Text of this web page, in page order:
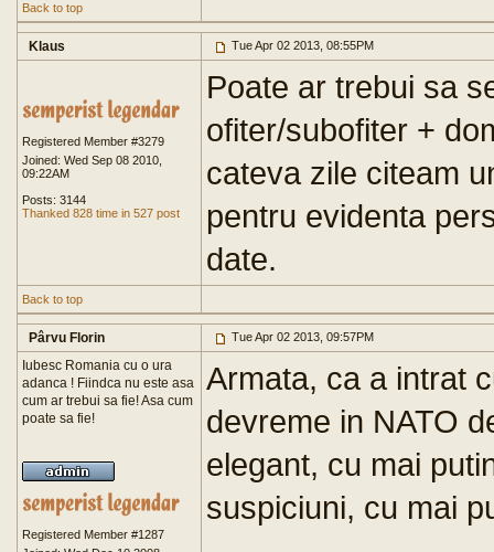
Back to top
Klaus Tue Apr 02 2013, 08:55PM
Registered Member #3279
Joined: Wed Sep 08 2010,
09:22AM
Posts: 3144
Thanked 828 time in 527 post
Poate ar trebui sa
ofiter/subofiter +
cateva zile citeam
pentru evidenta
date.
Back to top
Pârvu Florin Tue Apr 02 2013, 09:57PM
Iubesc Romania cu o ura
adanca ! Fiindca nu este asa
cum ar trebui sa fie! Asa cum
poate sa fie!
Registered Member #1287
Armata, ca a intrat
devreme in NATO
elegant, cu mai
suspiciuni, cu mai